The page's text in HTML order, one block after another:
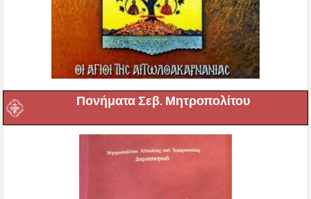
Πονήματα Σεβ. Μητροπολίτου